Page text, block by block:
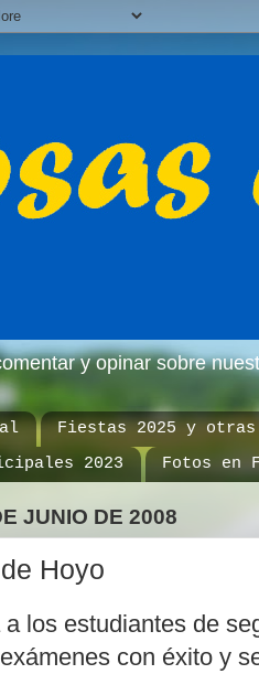
y opinar sobre
Fiestas 2025 y otras
2023
Fotos en
JUNIO DE 2008
Hoyo
los estudiantes de
con éxito y